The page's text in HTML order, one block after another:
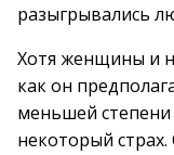
разыгрывались
Хотя женщины и
как он
меньшей
некоторый